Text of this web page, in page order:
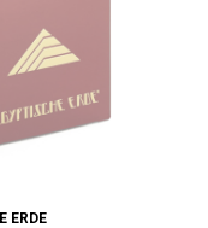
ERDE